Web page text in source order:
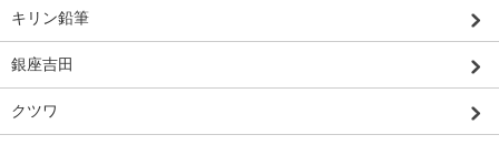
キリン鉛筆
銀座吉田
クツワ